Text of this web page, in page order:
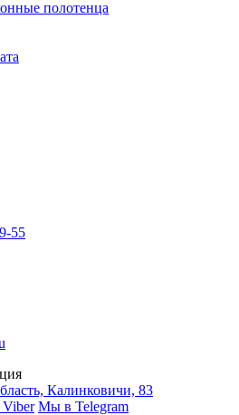
полотенца
55
Калинковичи, 83
Мы в Telegram